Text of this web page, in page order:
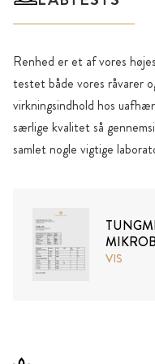
Renhed er et af vores
testet både vores råvarer
virkningsindhold hos
særlige kvalitet så
samlet nogle vigtige
VIS